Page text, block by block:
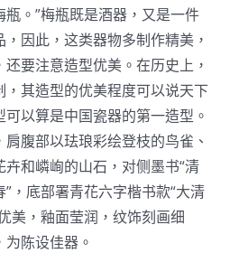
。”梅瓶既是酒器，又是一件
因此，这类器物多制作精美，
要注意造型优美。在历史上，
其造型的优美程度可以说天下
以算是中国瓷器的第一造型。
腹部以珐琅彩绘登枝的鸟雀、
和嶙峋的山石，对侧墨书“清
，底部署青花六字楷书款“大清
美，釉面莹润，纹饰刻画细
陈设佳器。